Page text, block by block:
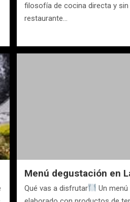
filosofía de cocina directa y
restaurante…
Menú degustación en
Qué vas a disfrutar
Un